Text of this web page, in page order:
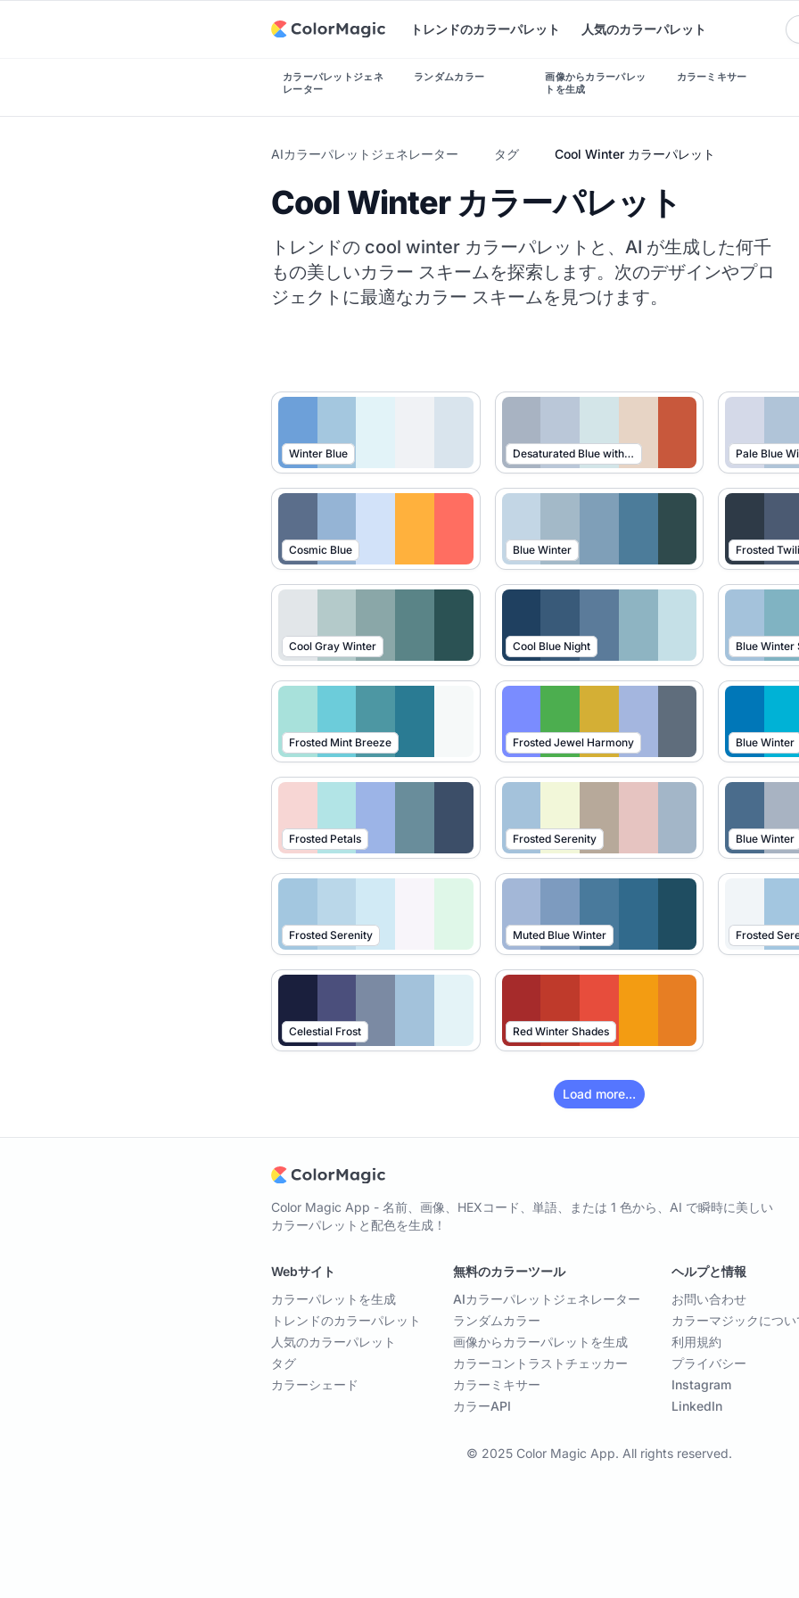
トレンドのカラーパレット 人気のカラーパレット
カラーパレットジェネ
レーター
ランダムカラー
画像からカラーパレッ
トを生成
カラーミキサー
AIカラーパレットジェネレーター タグ Cool Winter カラーパレット
Cool Winter カラーパレット
トレンドの cool winter カラーパレットと、AI が生成した何千
もの美しいカラー スキームを探索します。次のデザインやプロ
ジェクトに最適なカラー スキームを見つけます。
Winter Blue Desaturated Blue with Warm Contrast Pale Blue
Cosmic Blue Blue Winter Frosted
Cool Gray Winter Cool Blue Night Blue Winter
Frosted Mint Breeze Frosted Jewel Harmony Blue Winter
Frosted Petals Frosted Serenity Blue Winter
Frosted Serenity Muted Blue Winter Frosted
Celestial Frost Red Winter Shades
Load more...
Color Magic App - 名前、画像、HEXコード、単語、または 1 色から、AI で瞬時に美しい
カラーパレットと配色を生成！
Webサイト
カラーパレットを生成
トレンドのカラーパレット
人気のカラーパレット
タグ
カラーシェード
無料のカラーツール
AIカラーパレットジェネレーター
ランダムカラー
画像からカラーパレットを生成
カラーコントラストチェッカー
カラーミキサー
カラーAPI
ヘルプと情報
お問い合わせ
カラーマジックにつ
利用規約
プライバシー
Instagram
LinkedIn
© 2025 Color Magic App. All rights reserved.